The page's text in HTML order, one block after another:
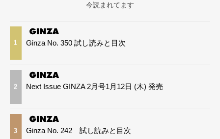
今読まれてます
1 Ginza No. 350 試し読みと目次
2 Next Issue GINZA 2月号1月12日 (木) 発売
3 Ginza No. 242 試し読みと目次